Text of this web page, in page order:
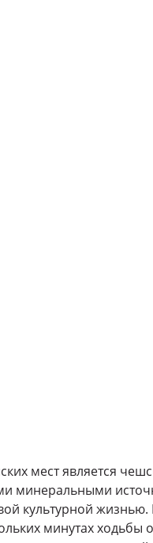
мест является
минеральными
культурной жизнью.
минутах ходьбы